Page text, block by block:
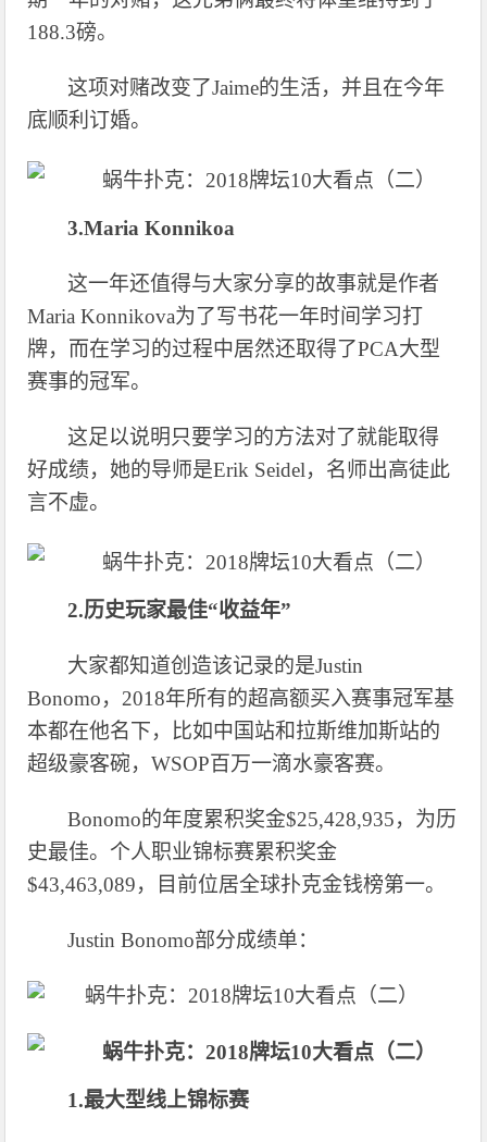
188.3磅。
这项对赌改变了Jaime的生活，并且在今年
底顺利订婚。
3.Maria Konnikoa
这一年还值得与大家分享的故事就是作者
Maria Konnikova为了写书花一年时间学习打
牌，而在学习的过程中居然还取得了PCA大型
赛事的冠军。
这足以说明只要学习的方法对了就能取得
好成绩，她的导师是Erik Seidel，名师出高徒此
言不虚。
2.历史玩家最佳“收益年”
大家都知道创造该记录的是Justin
Bonomo，2018年所有的超高额买入赛事冠军基
本都在他名下，比如中国站和拉斯维加斯站的
超级豪客碗，WSOP百万一滴水豪客赛。
Bonomo的年度累积奖金$25,428,935，为历
史最佳。个人职业锦标赛累积奖金
$43,463,089，目前位居全球扑克金钱榜第一。
Justin Bonomo部分成绩单：
1.最大型线上锦标赛